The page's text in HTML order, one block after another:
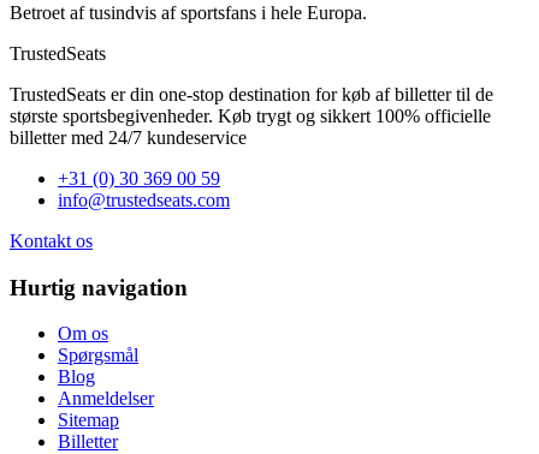
Betroet af tusindvis af sportsfans i hele Europa.
TrustedSeats
TrustedSeats er din one-stop destination for køb af billetter til de
største sportsbegivenheder. Køb trygt og sikkert 100% officielle
billetter med 24/7 kundeservice
+31 (0) 30 369 00 59
info@trustedseats.com
Kontakt os
Hurtig navigation
Om os
Spørgsmål
Blog
Anmeldelser
Sitemap
Billetter